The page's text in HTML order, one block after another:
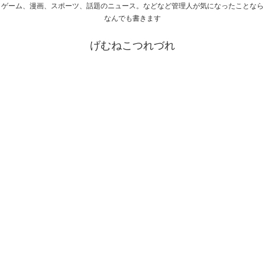
ゲーム、漫画、スポーツ、話題のニュース。などなど管理人が気になったことなら
なんでも書きます
げむねこつれづれ